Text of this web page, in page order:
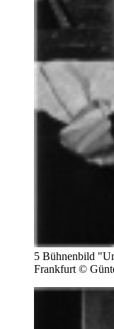
5 Bühnenbild
Frankfurt ©